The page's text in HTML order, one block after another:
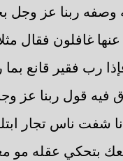
وصفه ربنا عز
غافلون فقال
رب فقير قانع
فيه قول ربنا عز
شفت ناس تجار
بتحكي عقله مو